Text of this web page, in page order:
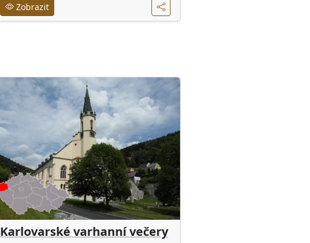
Zobrazit
Karlovarské varhanní večery